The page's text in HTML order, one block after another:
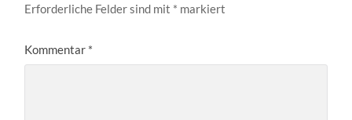
Erforderliche Felder sind mit * markiert
Kommentar *